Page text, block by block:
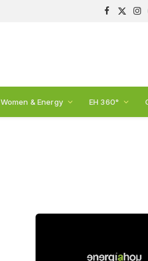
Facebook
X
Women & Energy EH 360°